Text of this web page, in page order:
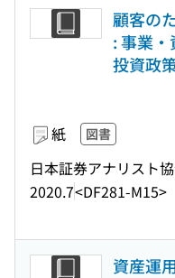
顧客の
: 事業
投資政
紙 図書
日本証券アナリスト
2020.7<DF281-M15>
資産運